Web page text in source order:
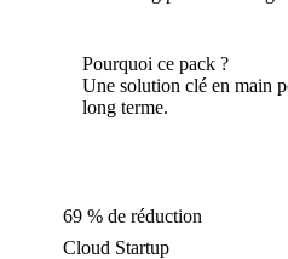
Pourquoi ce pack ?
Une solution clé en main
long terme.
69 % de réduction
Cloud Startup